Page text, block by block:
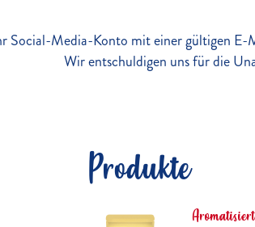
Social-Media-Konto mit einer gültigen
Wir entschuldigen uns für die
Produkte